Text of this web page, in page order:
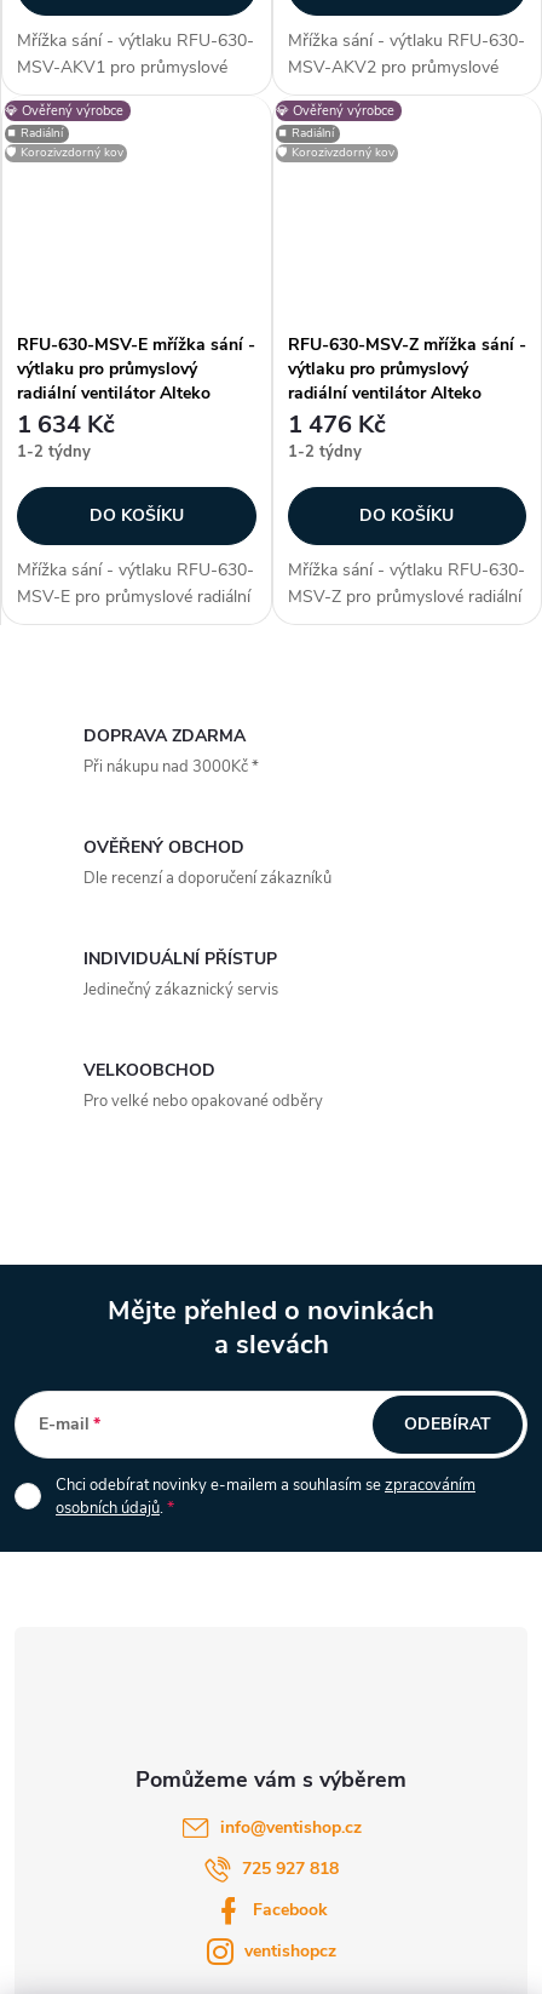
Mřížka sání - výtlaku RFU-630-
MSV-AKV1 pro průmyslové
radiální ventilátory řady RFU -
630. Mřížka slouží jako
ochranný prvek, který zabrání
Mřížka sání - výtlaku RFU-630-
MSV-AKV2 pro průmyslové
radiální ventilátory řady RFU -
630. Mřížka slouží jako
ochranný prvek, který zabrání
💎 Ověřený výrobce
⏹️ Radiální
🛡️ Korozivzdorný kov
RFU-630-MSV-E mřížka sání -
výtlaku pro průmyslový
radiální ventilátor Alteko
1 634 Kč
1-2 týdny
DO KOŠÍKU
Mřížka sání - výtlaku RFU-630-
MSV-E pro průmyslové radiální
ventilátory řady RFU - 630.
💎 Ověřený výrobce
⏹️ Radiální
🛡️ Korozivzdorný kov
RFU-630-MSV-Z mřížka sání -
výtlaku pro průmyslový
radiální ventilátor Alteko
1 476 Kč
1-2 týdny
DO KOŠÍKU
Mřížka sání - výtlaku RFU-630-
MSV-Z pro průmyslové radiální
ventilátory řady RFU - 630.
y
p
i
s
u
DOPRAVA ZDARMA
Při nákupu nad 3000Kč *
OVĚŘENÝ OBCHOD
Dle recenzí a doporučení zákazníků
INDIVIDUÁLNÍ PŘÍSTUP
Jedinečný zákaznický servis
VELKOOBCHOD
Pro velké nebo opakované odběry
á
p
a
Mějte přehled o novinkách
a slevách
E-mail
Chci odebírat novinky e-mailem a souhlasím sezpracováním
osobních údajů.
ODEBÍRAT
info@ventishop.cz
725 927 818
Facebook
ventishopcz